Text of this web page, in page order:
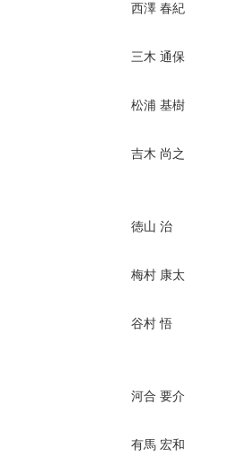
西澤 春紀
三木 通保
松浦 基樹
吉木 尚之
徳山 治
梅村 康太
谷村 悟
河合 要介
有馬 宏和